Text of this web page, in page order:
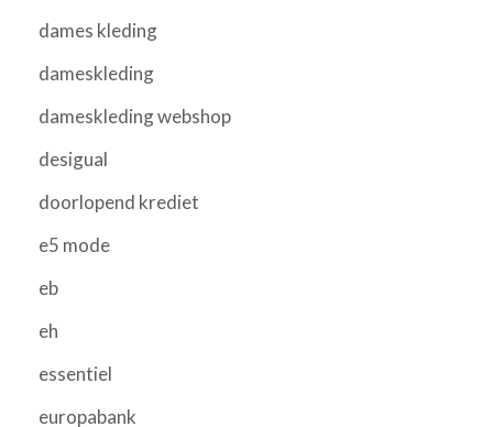
dames kleding
dameskleding
dameskleding webshop
desigual
doorlopend krediet
e5 mode
eb
eh
essentiel
europabank